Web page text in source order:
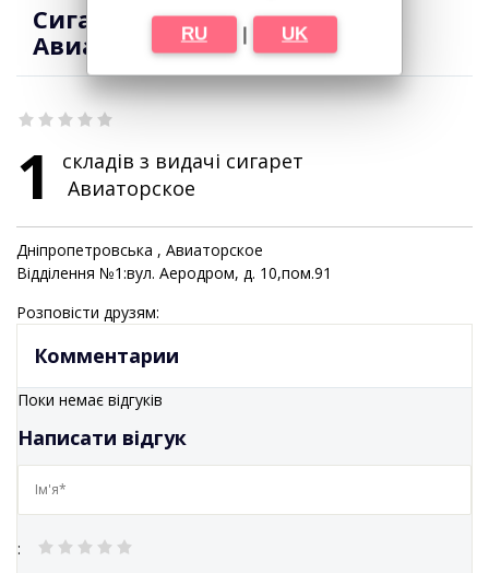
RU | UK
Сигарети оптом в місті
Авиаторское
1
складів з видачі сигарет
Авиаторское
Дніпропетровська , Авиаторское
Відділення №1:вул. Аеродром, д. 10,пом.91
Розповісти друзям:
Комментарии
Поки немає відгуків
Написати відгук
: